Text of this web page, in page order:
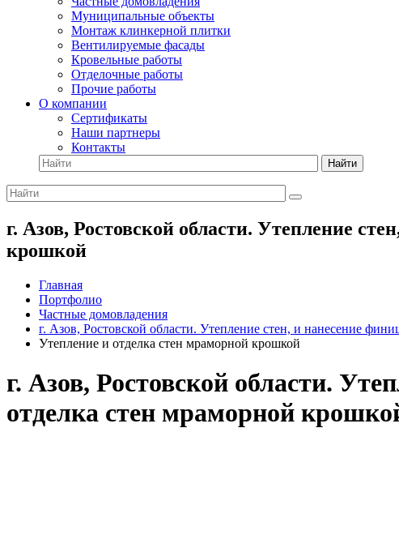
Муниципальные объекты
Монтаж клинкерной плитки
Вентилируемые фасады
Кровельные работы
Отделочные работы
Прочие работы
О компании
Сертификаты
Наши партнеры
Контакты
Найти
г. Азов, Ростовской области. Утепление
крошкой
Главная
Портфолио
Частные домовладения
г. Азов, Ростовской области. Утепление стен, и нанесение
Утепление и отделка стен мраморной крошкой
г. Азов, Ростовской области.
отделка стен мраморной